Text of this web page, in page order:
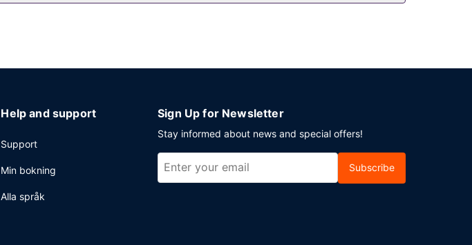
Help and support
Support
Min bokning
Alla språk
Sign Up for Newsletter
Stay informed about news and special offers!
Subscribe